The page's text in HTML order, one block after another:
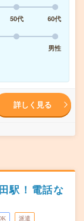
50代
60代
男性
詳しく見る
駅！電話な
派遣